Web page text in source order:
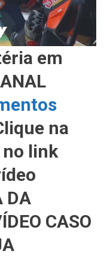
em
na
no link
DA
CASO